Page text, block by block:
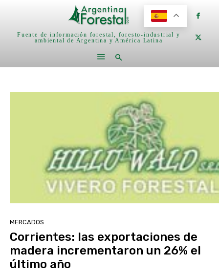
Fuente de información forestal, foresto-industrial y
ambiental de Argentina y América Latina
MERCADOS
Corrientes: las exportaciones de
madera incrementaron un 26% el
último año